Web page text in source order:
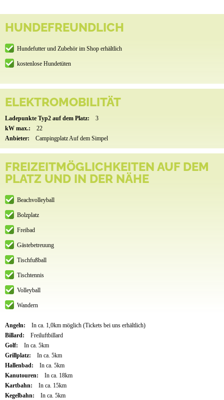
HUNDEFREUNDLICH
Hundefutter und Zubehör im Shop erhältlich
kostenlose Hundetüten
ELEKTROMOBILITÄT
Ladepunkte Typ2 auf dem Platz:
3
kW max.:
22
Anbieter:
Campingplatz Auf dem Simpel
FREIZEITMÖGLICHKEITEN AUF DEM
PLATZ UND IN DER NÄHE
Beachvolleyball
Bolzplatz
Freibad
Gästebetreuung
Tischfußball
Tischtennis
Volleyball
Wandern
Angeln:
In ca. 1,0km möglich (Tickets bei uns erhältlich)
Billard:
Freiluftbillard
Golf:
In ca. 5km
Grillplatz:
In ca. 5km
Hallenbad:
In ca. 5km
Kanutouren:
In ca. 18km
Kartbahn:
In ca. 15km
Kegelbahn:
In ca. 5km